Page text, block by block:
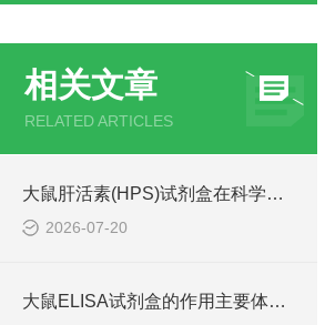
相关文章
RELATED ARTICLES
大鼠肝活素(HPS)试剂盒在科学研究中扮演了何种角色？
2026-07-20
大鼠ELISA试剂盒的作用主要体现在哪些方面？